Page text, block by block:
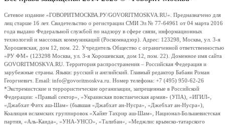
Сетевое издание «ГОВОРИТМОСКВА.РУ/GOVORITMOSKVA.RU». Предназначено для
лиц старше 16 лет. Свидетельство о регистрации СМИ Эл № 77-64961 от 04 марта 2016
года выдано Федеральной службой по надзору в сфере связи, информационных
технологий и массовых коммуникаций (Роскомнадзор). Адрес: 123298, Москва, ул. 3-я
Хорошевская, дом 12, пом. 22. Учредитель Общество с ограниченной ответственностью
«РУ ФМ» (123298 Москва, ул. 3-я Хорошевская, дом 12, пом. 22). Доменное имя сайта
GOVORITMOSKVA.RU. Территория распространения – Российская Федерация и
зарубежные страны. Языки: русский и английский. Главный редактор Бабаян Роман
Георгиевич. Email: info@govoritmoskva.ru. Номер телефона: +7 (495) 950-62-26
*Экстремистские и террористические организации, запрещенные в Российской
Федерации: «Правый сектор», «Украинская повстанческая армия» (УПА), «ИГИЛ»,
«Джабхат Фатх аш-Шам» (бывшая «Джабхат ан-Нусра», «Джебхат ан-Нусра»),
Коалиция исламских группировок «Хайят Тахрир аш-Шам», Национал-Большевистская
партия, «Аль-Каида», «УНА-УНСО», «Талибан», «Меджлис крымско-татарского